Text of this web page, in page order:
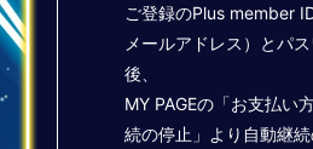
ご登録のPlus member
メールアドレス）とパ
後、
MY PAGEの「お支払い
続の停止」より自動継